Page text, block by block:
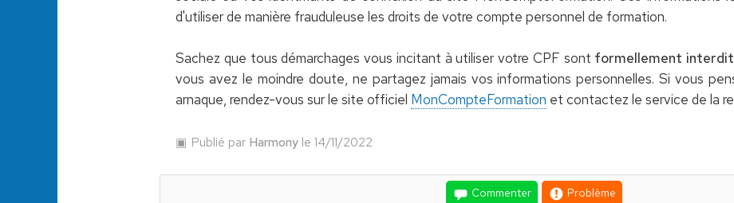
d'utiliser de manière frauduleuse les droits de votre compte personnel de formation.
Sachez que tous démarchages vous incitant à utiliser votre CPF sont formellement
vous avez le moindre doute, ne partagez jamais vos informations personnelles. Si vous
arnaque, rendez-vous sur le site officiel MonCompteFormation et contactez le service de la
Publié par Harmony le 14/11/2022
Commenter Problème